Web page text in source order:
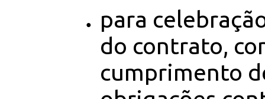
para
do contrato,
cumprimento